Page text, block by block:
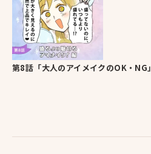
第8話「大人のアイメイクのOK・NG」